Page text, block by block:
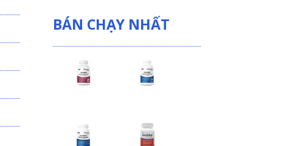
BÁN CHẠY NHẤT